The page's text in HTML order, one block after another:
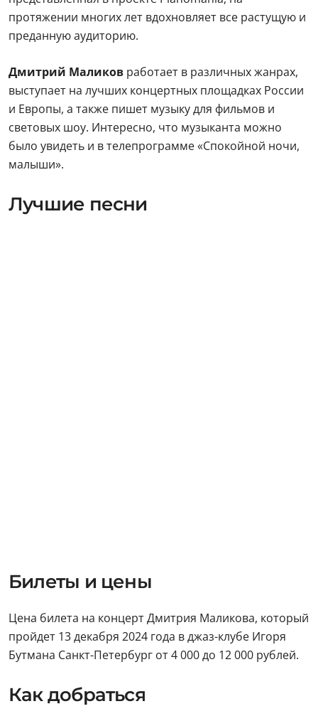
протяжении многих лет вдохновляет все растущую и
преданную аудиторию.
Дмитрий Маликов работает в различных жанрах,
выступает на лучших концертных площадках России
и Европы, а также пишет музыку для фильмов и
световых шоу. Интересно, что музыканта можно
было увидеть и в телепрограмме «Спокойной ночи,
малыши».
Лучшие песни
Билеты и цены
Цена билета на концерт Дмитрия Маликова, который
пройдет 13 декабря 2024 года в джаз-клубе Игоря
Бутмана Санкт-Петербург от 4 000 до 12 000 рублей.
Как добраться